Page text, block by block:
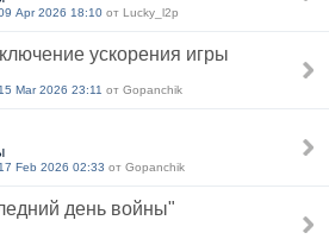
Apr 2026 18:10 от Lucky_l2p
ускорения игры
15 Mar 2026 23:11 от Gopanchik
17 Feb 2026 02:33 от Gopanchik
день войны"